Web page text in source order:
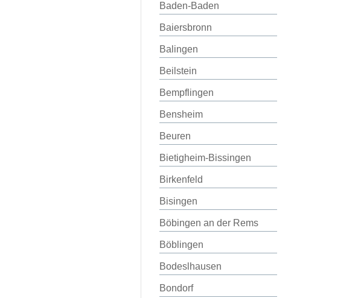
Baden-Baden
Baiersbronn
Balingen
Beilstein
Bempflingen
Bensheim
Beuren
Bietigheim-Bissingen
Birkenfeld
Bisingen
Böbingen an der Rems
Böblingen
Bodeslhausen
Bondorf